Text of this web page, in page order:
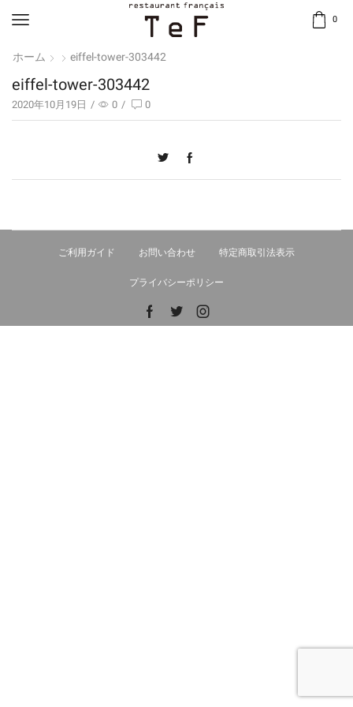
0
ホーム eiffel-tower-303442
eiffel-tower-303442
2020年10月19日 / 0 / 0
ご利用ガイド お問い合わせ 特定商取引法表示
プライバシーポリシー